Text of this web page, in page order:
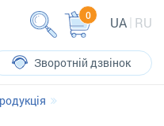
UA RU
0
Зворотній дзвінок